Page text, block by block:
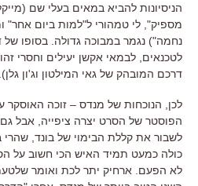
הניסיונות להביא במאים בעלי שם
מספיק", לי טמהורי ל"למות ביום אחר"
נחמה") נגמר במבוכה גדולה. בסופו של
לטכנאים, לבמאי אקשן יעילים וחסרי
דרכם המובהק של גאי המילטון וג'ון גלן).
לכן, הנוכחות של מנדס – זוכה האוסקר
הפוסטר של הסרט יצרה ציפייה, אבל
לשבור את קללת הבימוי של בונד,
כולה כמעט תמיד האיש הכי חשוב על
לא הפעם. ארחיק יתר לכת ואומר